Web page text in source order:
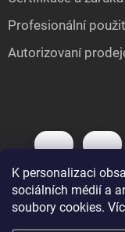
K personalizaci
sociálních médií a
soubory cookies.
Profesionální
Autorizovaní